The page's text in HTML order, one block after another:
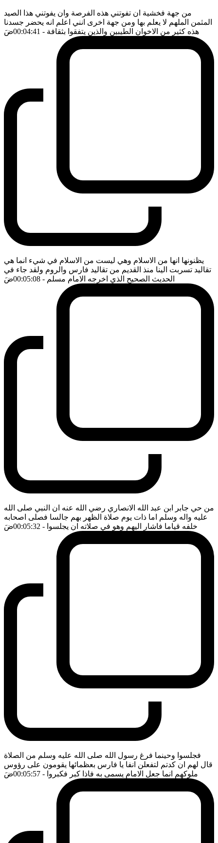
من جهة فخشية ان تفوتني هذه الفرصة وان يفوتني هذا الصيد
المثمن الملهم لا يعلم بها ومن جهة اخرى انني اعلم انه يحضر جسدنا
هذه كثير من الاخوان الطيبين والذين يتفقوا بثقافة - 00:04:41 ضَ
يظنونها انها من الاسلام وهي ليست من الاسلام في شيء انما هي
تقاليد تسربت الينا منذ القديم من تقاليد فارس والروم ولقد جاء في
الحديث الصحيح الذي اخرجه الامام مسلم - 00:05:08 ضَ
من حي جابر ابن عبد الله الانصاري رضي الله عنه ان النبي صلى الله
عليه واله وسلم اما ذات يوم صلاة الظهر بهم جالسا فصلى اصحابه
خلفه قياما فاشار اليهم وهو في صلاته ان يجلسوا - 00:05:32 ضَ
فجلسوا وحينما فرغ رسول الله صلى الله عليه وسلم من الصلاة
قال لهم ان كدتم لتفعلن انفا يا فارس بعظمائها يقومون على رؤوس
ملوكهم انما جعل الامام يسمى به فاذا كبر فكبروا - 00:05:57 ضَ